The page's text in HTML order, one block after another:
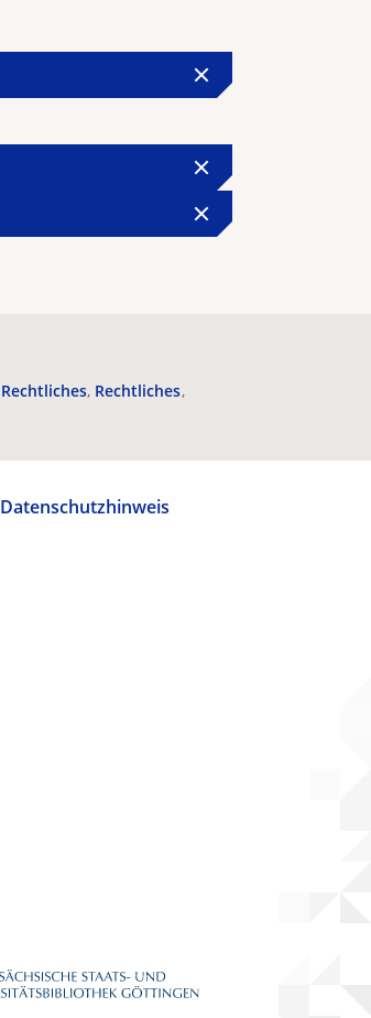
Rechtliches Rechtliches
Datenschutzhinweis